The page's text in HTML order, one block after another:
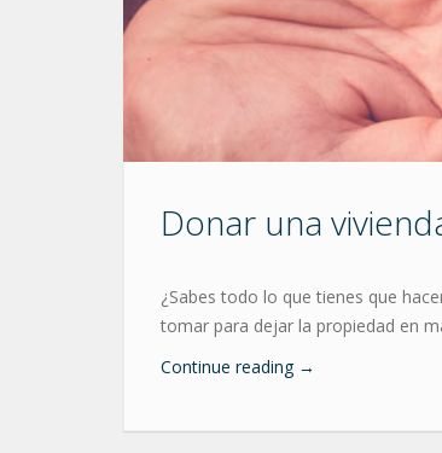
Donar una
¿Sabes todo lo que tienes que
tomar para dejar la propiedad en
Continue reading →